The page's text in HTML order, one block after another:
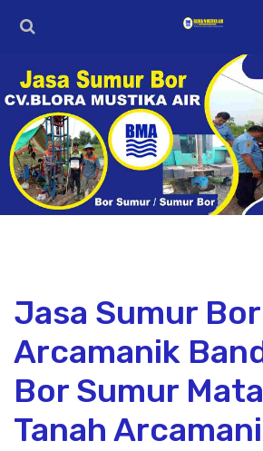
Jasa Sumur Bor
Arcamanik
Bor Sumur
Tanah